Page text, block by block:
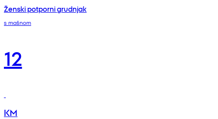
Ženski potporni grudnjak
s mašnom
12
KM